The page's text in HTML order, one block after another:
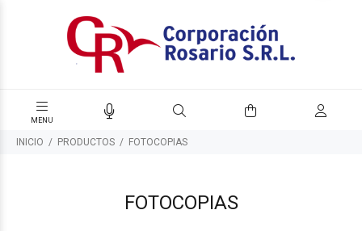
INICIO PRODUCTOS FOTOCOPIAS
FOTOCOPIAS